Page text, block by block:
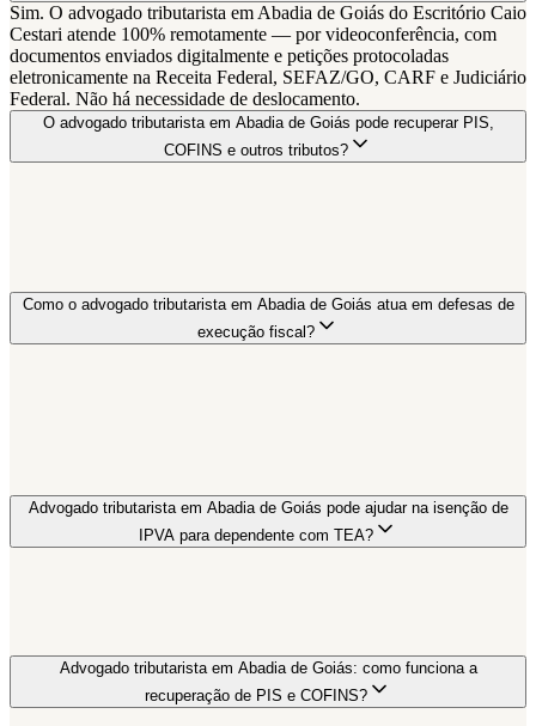
Sim. O advogado tributarista em Abadia de Goiás do Escritório Caio
Cestari atende 100% remotamente — por videoconferência, com
documentos enviados digitalmente e petições protocoladas
eletronicamente na Receita Federal, SEFAZ/GO, CARF e Judiciário
Federal. Não há necessidade de deslocamento.
O advogado tributarista em Abadia de Goiás pode recuperar PIS,
COFINS e outros tributos?
Como o advogado tributarista em Abadia de Goiás atua em defesas de
execução fiscal?
Advogado tributarista em Abadia de Goiás pode ajudar na isenção de
IPVA para dependente com TEA?
Advogado tributarista em Abadia de Goiás: como funciona a
recuperação de PIS e COFINS?